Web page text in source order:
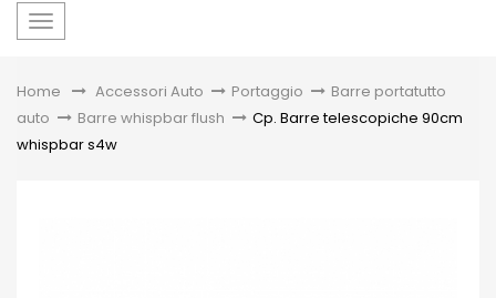
navigazione
Home &gt;Accessori Auto > Portaggio >
Barre portatutto
auto > Barre whispbar flush > Cp. Barre telescopiche 90cm
whispbar s4w